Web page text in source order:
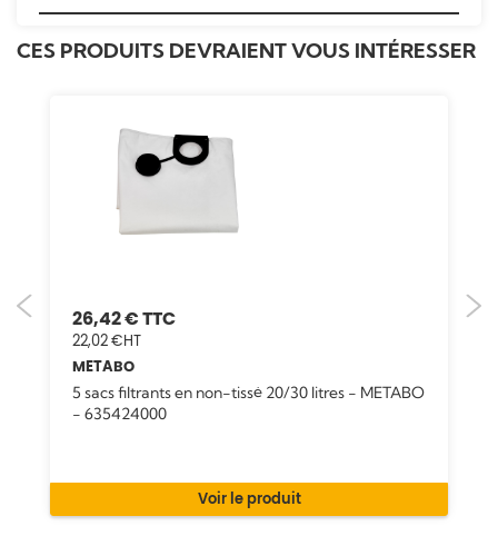
CES PRODUITS DEVRAIENT VOUS INTÉRESSER
26,42 €
22,02 €
METABO
5 sacs filtrants en non-tissé 20/30 litres - METABO
- 635424000
Voir le produit